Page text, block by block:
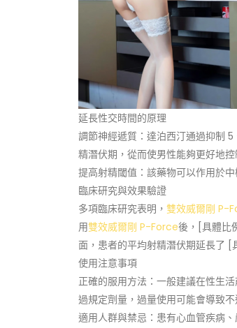
延長性交時間的原理
調節神經遞質：達泊西汀通過抑制
精潛伏期，從而使男性能夠更好地
提高射精閾值：該藥物可以作用於
臨床研究與效果驗證
多項臨床研究表明， 雙效威爾剛 P-
用雙效威爾剛 P-Force後，[具體比
面，患者的平均射精潛伏期延長了
使用注意事項
正確的服用方法：一般建議在性生
過規定劑量，過量使用可能會導致
適用人群與禁忌：患有心血管疾病